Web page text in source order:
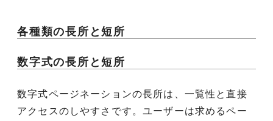
各種類の長所と短所
数字式の長所と短所
数字式ページネーションの長所は、一覧性と直接
アクセスのしやすさです。ユーザーは求めるペー